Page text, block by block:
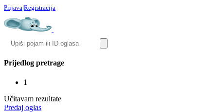
Prijava|Registracija
Prijedlog pretrage
1
Učitavam rezultate
Predaj oglas